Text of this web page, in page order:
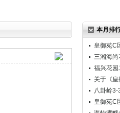
本月排
皇御苑C
三湘海
福兴花
关于《
八卦岭
皇御苑C